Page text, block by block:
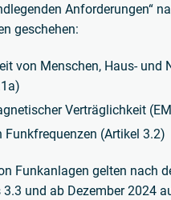
Anforderungen“
geschehen:
von Menschen, Haus- und
Verträglichkeit
(Artikel 3.2)
Funkanlagen gelten nach
und ab Dezember 2024